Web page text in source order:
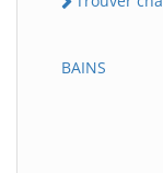
BAINS